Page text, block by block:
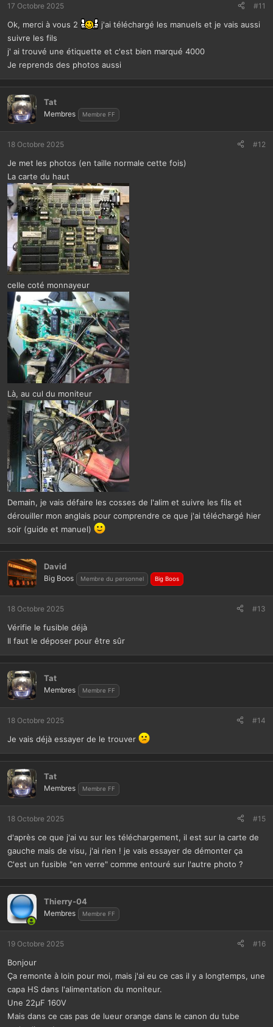
17 Octobre 2025 #11
Ok, merci à vous 2
j'ai téléchargé les manuels et je vais aussi
suivre les fils
j' ai trouvé une étiquette et c'est bien marqué 4000
Je reprends des photos aussi
Tat
Membres Membre FF
18 Octobre 2025 #12
Je met les photos (en taille normale cette fois)
La carte du haut
celle coté monnayeur
Là, au cul du moniteur
Demain, je vais défaire les cosses de l'alim et suivre les fils et
dérouiller mon anglais pour comprendre ce que j'ai téléchargé hier
soir (guide et manuel)
David
Big Boos Membre du personnel Big Boos
18 Octobre 2025 #13
Vérifie le fusible déjà
Il faut le déposer pour être sûr
Tat
Membres Membre FF
18 Octobre 2025 #14
Je vais déjà essayer de le trouver
Tat
Membres Membre FF
18 Octobre 2025 #15
d'après ce que j'ai vu sur les téléchargement, il est sur la carte de
gauche mais de visu, j'ai rien ! je vais essayer de démonter ça
C'est un fusible "en verre" comme entouré sur l'autre photo ?
Thierry-04
Membres Membre FF
19 Octobre 2025 #16
Bonjour
Ça remonte à loin pour moi, mais j'ai eu ce cas il y a longtemps, une
capa HS dans l'alimentation du moniteur.
Une 22µF 160V
Mais dans ce cas pas de lueur orange dans le canon du tube